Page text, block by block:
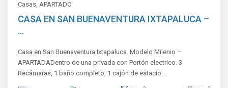
Casas,APARTADO
CASA EN SAN BUENAVENTURA IXTAPALUCA –
...
Casa en San Buenaventura Ixtapaluca. Modelo Milenio –
APARTADADentro de una privada con Portón electrico. 3
Recámaras, 1 baño completo, 1 cajón de estacio ...